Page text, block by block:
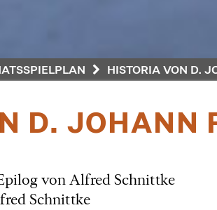
HISTORIA VON D.
D. JOHANN
von Alfred Schnittke
Schnittke